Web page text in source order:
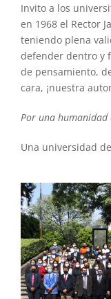
Invito a los
en 1968 el Rector
teniendo plena
defender dentro y
de pensamiento,
cara, ¡nuestra
Por una humanidad
Una universidad